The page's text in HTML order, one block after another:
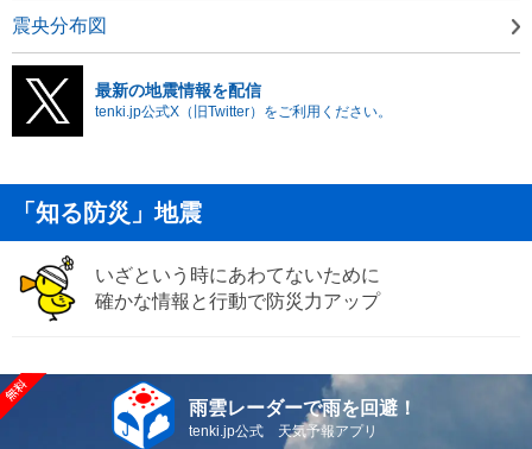
震央分布図
最新の地震情報を配信
tenki.jp公式X（旧Twitter）をご利用ください。
「知る防災」地震
いざという時にあわてないために
確かな情報と行動で防災力アップ
雨雲レーダーで雨を回避！
tenki.jp公式 天気予報アプリ